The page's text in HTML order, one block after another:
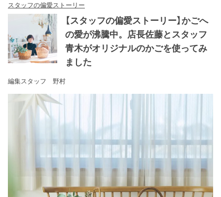
スタッフの偏愛ストーリー
【スタッフの偏愛ストーリー】かごへ
の愛が沸騰中。店長佐藤とスタッフ
青木がオリジナルのかごを使ってみ
ました
編集スタッフ 野村